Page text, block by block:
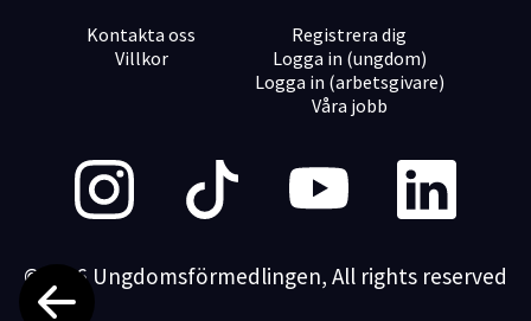
Kontakta oss
Villkor
Registrera dig
Logga in (ungdom)
Logga in (arbetsgivare)
Våra jobb
©2026 Ungdomsförmedlingen, All rights reserved